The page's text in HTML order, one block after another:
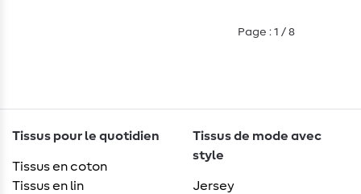
Page : 1 / 8
Tissus pour le quotidien
Tissus en coton
Tissus en lin
Tissus de mode avec
style
Jersey